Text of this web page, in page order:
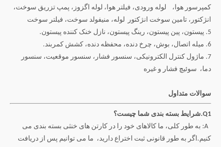
کمپرسور هوا، لوله ورودی، فیلتر هوا، لوله اگزوز، پمپ تزریق سوخت،
انژکتور، تامین سوخت انژکتور لوله، منیفولد سوخت، فیلتر سوخت
5. پیستون، پین پیستون، رینگ پیستون، نازل خنک کننده پیستون.
6. میله اتصال، بوش، چرخ دنده، محفظه دنده، کشش کمربند.
7. ماژول کنترل الکترونیکی، سنسور فشار، سنسور موقعیت، سنسور
دما، سوئیچ فشار و غیره
سوالات متداول
Q1.شرایط بسته بندی شما چیست؟
A: به طور کلی، ما کالاهای خود را در کارتن های خنثی بسته بندی می
کنیم.اگر به طور قانونی ثبت اختراع دارید، ما می توانیم پس از دریافت